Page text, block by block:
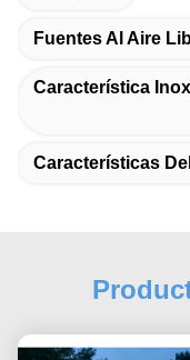
Fuentes Al Aire
Característica
Características